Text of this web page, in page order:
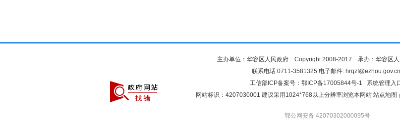
主办单位：华容区人民政府 Copyright 2008-2017 承办：华容区人
联系电话:0711-3581325 电子邮件: hrqzf@ezhou.gov.cn
工信部ICP备案号： 鄂ICP备17005844号-1
系统管理入
网站标识：4207030001 建议采用1024*768以上分辨率浏览本网站 站点地图
鄂公网安备 42070302000095号